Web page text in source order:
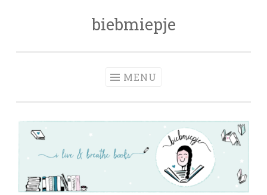
biebmiepje
MENU